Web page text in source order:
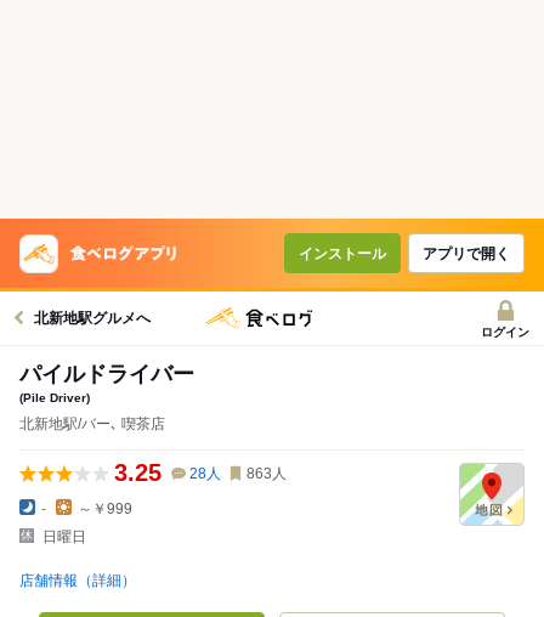
インストール アプリで開く
北新地駅グルメへ
ログイン
パイルドライバー
(Pile Driver)
北新地駅/バー､ 喫茶店
3.25 28人 863 人
-
～￥999
日曜日
店舗情報（詳細）